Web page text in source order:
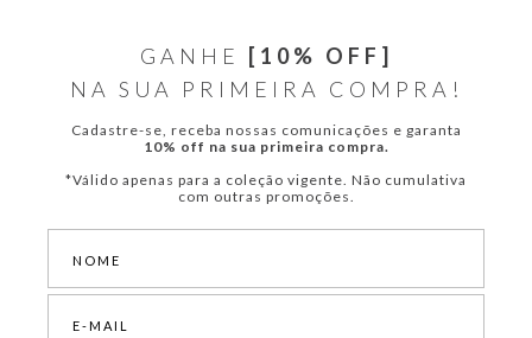
GANHE
[10% OFF]
NA SUA PRIMEIRA COMPRA!
Cadastre-se, receba nossas comunicações e garanta
10% off na sua primeira compra.
*Válido apenas para a coleção vigente. Não cumulativa
com outras promoções.